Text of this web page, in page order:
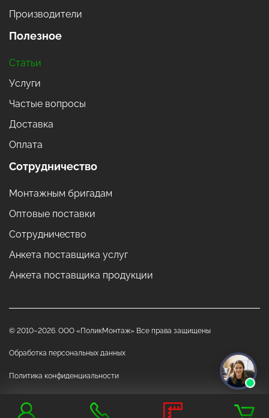
Производители
Полезное
Статьи
Услуги
Частые вопросы
Доставка
Оплата
Сотрудничество
Монтажным бригадам
Оптовые поставки
Сотрудничество
Анкета поставщика услуг
Анкета поставщика продукции
© 2010–2026. ООО «ПоликМонтаж» Все права защищены
Обработка персональных данных
Политика конфиденциальности
Данный сайт носит исключительно информационный характер и ни при